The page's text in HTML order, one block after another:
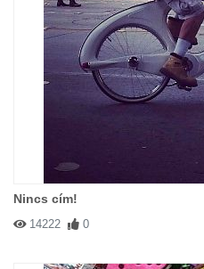
Nincs cím!
14222 0